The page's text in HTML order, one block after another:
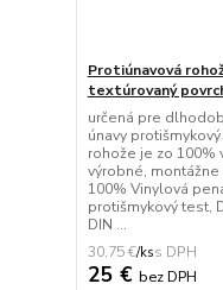
Protiúnavová
textúrovaný
určená pre
únavy
rohože je zo 100%
výrobné,
100% Vinylová
protišmykový test,
DIN ...
30,75 €/ks
25 € bez DPH